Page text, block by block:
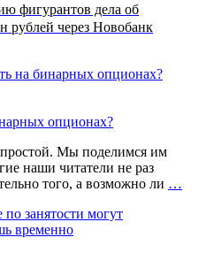
фигурантов дела об
рублей через Новобанк
опционах?
простой. Мы поделимся им
наши читатели не раз
того, а возможно ли …